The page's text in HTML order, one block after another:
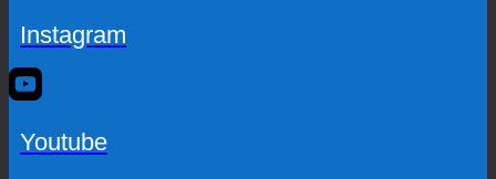
Instagram
Youtube